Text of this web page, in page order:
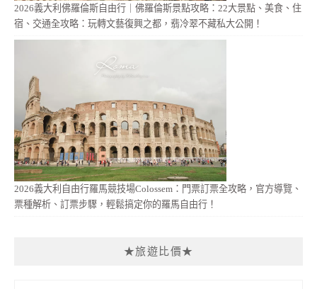
2026義大利佛羅倫斯自由行｜佛羅倫斯景點攻略：22大景點、美食、住
宿、交通全攻略：玩轉文藝復興之都，翡冷翠不藏私大公開！
2026義大利自由行羅馬競技場Colossem：門票訂票全攻略，官方導覽、
票種解析、訂票步驟，輕鬆搞定你的羅馬自由行！
★旅遊比價★